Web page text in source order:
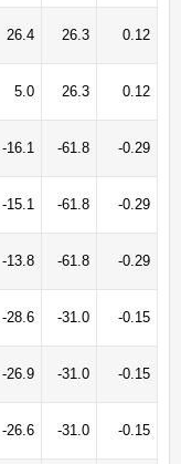
26.4 26.3 0.12
5.0 26.3 0.12
-16.1 -61.8 -0.29
-15.1 -61.8 -0.29
-13.8 -61.8 -0.29
-28.6 -31.0 -0.15
-26.9 -31.0 -0.15
-26.6 -31.0 -0.15